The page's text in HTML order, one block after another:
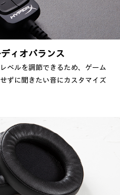
ィオバランス
ベルを調節できるため、ゲーム
ずに聞きたい音にカスタマイズ